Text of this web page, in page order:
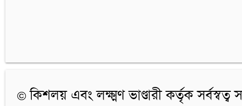
© কিশলয় এবং লক্ষ্মণ ভাণ্ডারী কর্তৃক সর্বস্বত্ব